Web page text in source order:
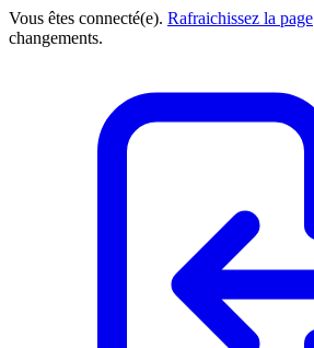
Vous êtes connecté(e). Rafraichissez la page
changements.